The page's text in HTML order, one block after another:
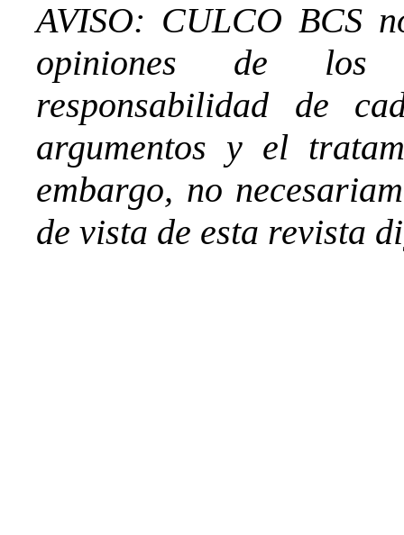
AVISO: CULCO BCS
opiniones de los
responsabilidad de
argumentos y el
embargo, no
de vista de esta revista